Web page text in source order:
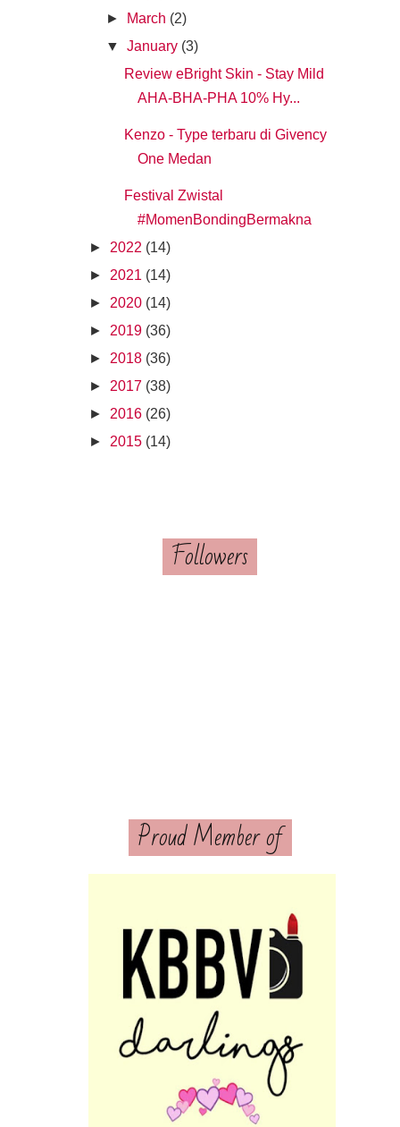
►
March (2)
▼
January (3)
Review eBright Skin - Stay Mild
AHA-BHA-PHA 10% Hy...
Kenzo - Type terbaru di Givency
One Medan
Festival Zwistal
#MomenBondingBermakna
► 2022 (14)
► 2021 (14)
► 2020 (14)
► 2019 (36)
► 2018 (36)
► 2017 (38)
► 2016 (26)
► 2015 (14)
Followers
Proud Member of